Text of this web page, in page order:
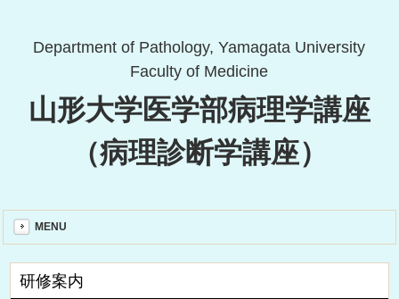
Department of Pathology, Yamagata University
Faculty of Medicine
山形大学医学部病理学講座
（病理診断学講座）
MENU
研修案内